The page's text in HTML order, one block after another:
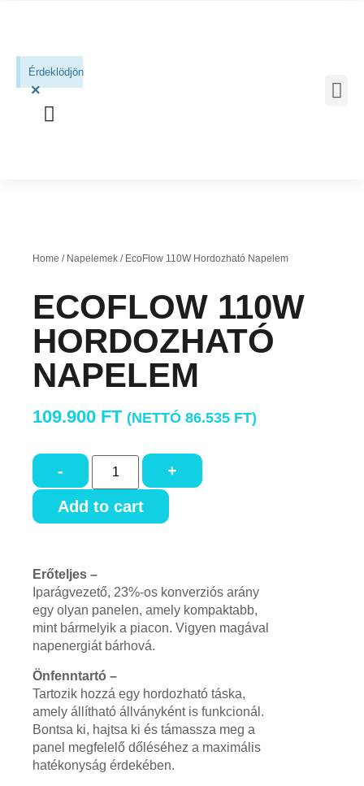
Érdeklödjön
×
Home / Napelemek / EcoFlow 110W Hordozható Napelem
ECOFLOW 110W
HORDOZHATÓ
NAPELEM
109.900 FT (NETTÓ 86.535 FT)
-
+
Add to cart
Erőteljes –
Iparágvezető, 23%-os konverziós arány
egy olyan panelen, amely kompaktabb,
mint bármelyik a piacon. Vigyen magával
napenergiát bárhová.
Önfenntartó –
Tartozik hozzá egy hordozható táska,
amely állítható állványként is funkcionál.
Bontsa ki, hajtsa ki és támassza meg a
panel megfelelő dőléséhez a maximális
hatékonyság érdekében.